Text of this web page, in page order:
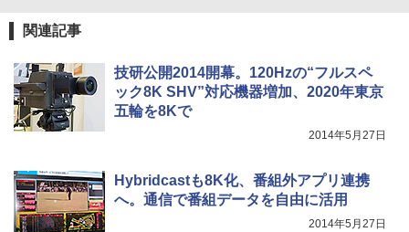
関連記事
技研公開2014開幕。120Hzの“フルスペ
ック8K SHV”対応機器増加、2020年東京
五輪を8Kで
2014年5月27日
Hybridcastも8K化、番組外アプリ連携
へ。通信で番組データを自由に活用
2014年5月27日